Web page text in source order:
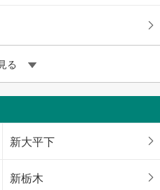
る
新大平下
新栃木